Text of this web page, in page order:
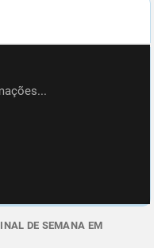
DE SEMANA EM